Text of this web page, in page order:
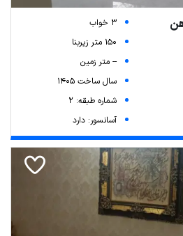
3 خواب
150 متر زیربنا
-- متر زمین
سال ساخت 1405
شماره طبقه: 2
آسانسور: دارد